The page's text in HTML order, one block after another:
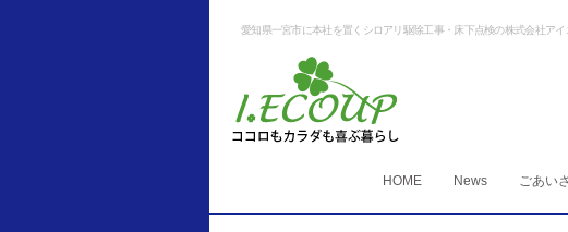
愛知県一宮市に本社を置くシロアリ駆除工事・床下点検の株式会社ア
HOME News ごあい